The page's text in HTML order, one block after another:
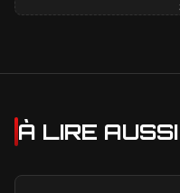
À LIRE AUSSI